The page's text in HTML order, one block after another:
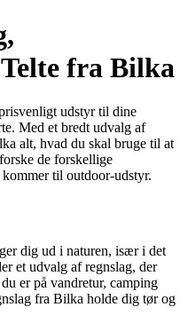
fra Bilka
udstyr til dine
Med et bredt udvalg af
alt, hvad du skal bruge til at
de forskellige
til outdoor-udstyr.
dig ud i naturen, især i det
et udvalg af regnslag, der
er på vandretur, camping
fra Bilka holde dig tør og